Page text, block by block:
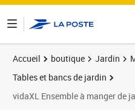
Accueil boutique Jardin
Tables et bancs de jardin
vidaXL Ensemble à manger de